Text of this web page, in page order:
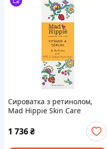
Сироватка з ретинолом,
Mad Hippie Skin Care
1 736₴